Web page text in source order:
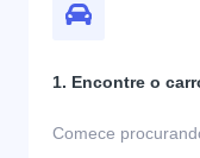
1. Encontre o
Comece